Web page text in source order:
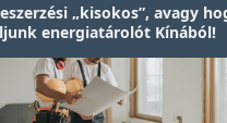
„kisokos”, avagy
energiatárolót Kínából!